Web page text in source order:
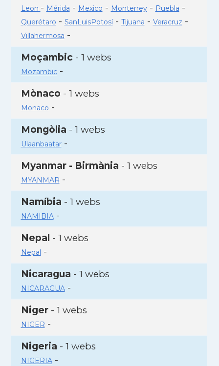
Leon - Mérida - Mexico - Monterrey- Puebla -
Querétaro - SanLuisPotosí- Tijuana - Veracruz -
Villahermosa -
Moçambic - 1 webs
Mozambic-
Mònaco - 1 webs
Monaco -
Mongòlia - 1 webs
Ulaanbaatar-
Myanmar - Birmània - 1 webs
MYANMAR -
Namíbia - 1 webs
NAMIBIA-
Nepal - 1 webs
Nepal -
Nicaragua - 1 webs
NICARAGUA-
Niger- 1 webs
NIGER -
Nigeria - 1 webs
NIGERIA-